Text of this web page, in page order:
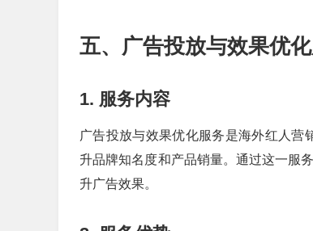
五、广告投放与效果优
1. 服务内容
广告投放与效果优化服务是海外红人营
升品牌知名度和产品销量。通过这一服
升广告效果。